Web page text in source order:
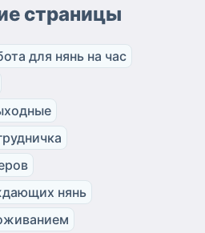
страницы
для нянь на час
нянь